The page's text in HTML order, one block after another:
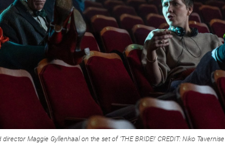
Maggie Gyllenhaal on the set of ‘THE BRIDE!’ CREDIT: Niko